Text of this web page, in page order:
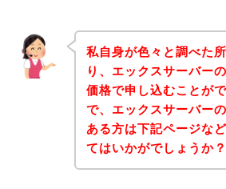
私自身が色々と調べた
り、エックスサーバー
価格で申し込むことが
で、エックスサーバー
ある方は下記ページな
てはいかがでしょうか？